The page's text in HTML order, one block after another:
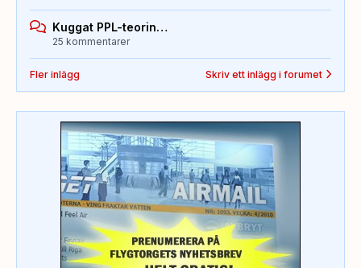
Kuggat PPL-teorin…
25 kommentarer
Fler inlägg Skriv ett inlägg i forumet